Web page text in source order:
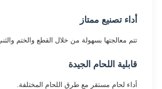
أداء تصنيع ممتاز
تتم معالجتها بسهولة من خلال القطع والختم
قابلية اللحام الجيدة
أداء لحام مستقر مع طرق اللحام المختلفة.